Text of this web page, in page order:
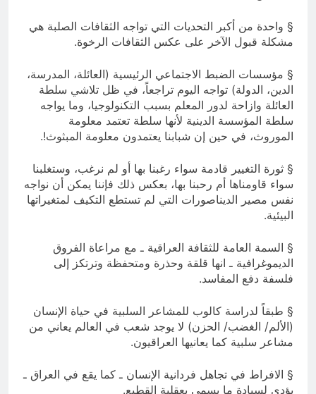
§ واحدة من أكبر التحديات التي تواجه الثقافات الصلبة هي
مشكلة قبول الآخر على عكس الثقافات الرخوة.
§ مؤسسات الضبط الاجتماعي الرئيسية (العائلة، المدرسة،
الدين، الدولة) تواجه اليوم تراجعاً، في ظل تلاشي سلطة
العائلة وازاحة لدور المعلم بسبب التكنولوجيا، وما يواجه
سلطة المؤسسة الدينية لأنها سلطة تعتمد معلومة
الموروث، في حين إن شبابنا يعتمدون معلومة المبثوث!.
§ ثورة التغيير قادمة سواء رغبنا بها أو لم نرغب، وستغلبنا
سواء قاومناها أم رحبنا بها، بعكس ذلك فإننا يمكن أن نواجه
نفس مصير الديناصورات التي لم تستطع التكيف لمتغيراتها
البيئية.
§ السمة العامة للثقافة العراقية ـ مع مراعاة الفروق
الديموغرافية ـ انها قلقة وحذرة ومتحفظة وترتكز إلى
فلسفة دفع المفاسد.
§ طبقاً لدراسة كالوب للمشاعر السلبية في حياة الإنسان
(الألم/ الغضب/ الحزن) لا يوجد شعب في العالم يعاني من
مشاعر سلبية كما يعانيها العراقيون.
§ الافراط في تجاهل فردانية الإنسان ـ كما يقع في العراق ـ
يؤدي لسيادة ما يسمى بعقلية القطيع.